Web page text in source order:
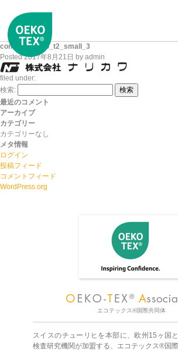
company_logo_t2_small_3
Posted2017年8月21日 by admin
filed under:
検索:
検索
最近のコメント
アーカイブ
カテゴリー
カテゴリーなし
メタ情報
ログイン
投稿フィード
コメントフィード
WordPress.org
エコテックス®国際共同体
スイスのチューリヒを本部に、欧州15ヶ国
検査研究機関が加盟する、エコテックス®国際